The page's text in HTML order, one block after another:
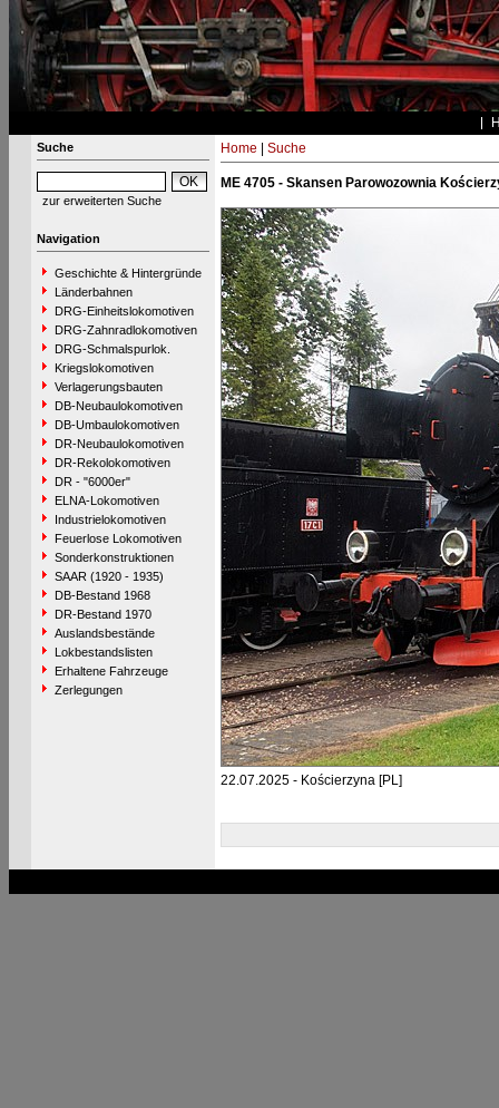
Suche
zur erweiterten Suche
Navigation
Geschichte & Hintergründe
Länderbahnen
DRG-Einheitslokomotiven
DRG-Zahnradlokomotiven
DRG-Schmalspurlok.
Kriegslokomotiven
Verlagerungsbauten
DB-Neubaulokomotiven
DB-Umbaulokomotiven
DR-Neubaulokomotiven
DR-Rekolokomotiven
DR - "6000er"
ELNA-Lokomotiven
Industrielokomotiven
Feuerlose Lokomotiven
Sonderkonstruktionen
SAAR (1920 - 1935)
DB-Bestand 1968
DR-Bestand 1970
Auslandsbestände
Lokbestandslisten
Erhaltene Fahrzeuge
Zerlegungen
Home Suche
ME 4705 - Skansen Parowozownia
22.07.2025 - Kościerzyna [PL]